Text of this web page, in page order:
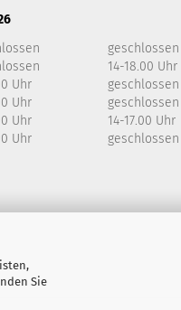
Sie
geschlossen
14-18.00 Uhr
Uhr
geschlossen
Uhr
geschlossen
Uhr
14-17.00 Uhr
Uhr geschlossen